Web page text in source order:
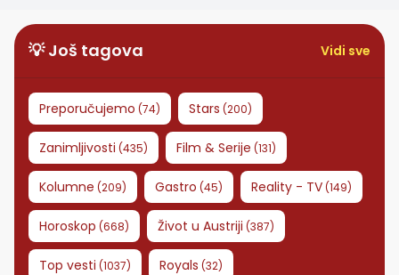
💡 Još tagova Vidi sve
Preporučujemo (74) Stars (200)
Zanimljivosti (435) Film & Serije (131)
Kolumne (209) Gastro (45) Reality - TV(149)
Horoskop (668) Život u Austriji (387)
Top vesti (1037) Royals (32)